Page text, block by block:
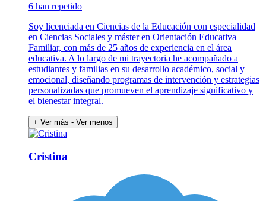
6 han repetido
Soy licenciada en Ciencias de la Educación con especialidad
en Ciencias Sociales y máster en Orientación Educativa
Familiar, con más de 25 años de experiencia en el área
educativa. A lo largo de mi trayectoria he acompañado a
estudiantes y familias en su desarrollo académico, social y
emocional, diseñando programas de intervención y estrategias
personalizadas que promueven el aprendizaje significativo y
el bienestar integral.
+ Ver más - Ver menos
Cristina